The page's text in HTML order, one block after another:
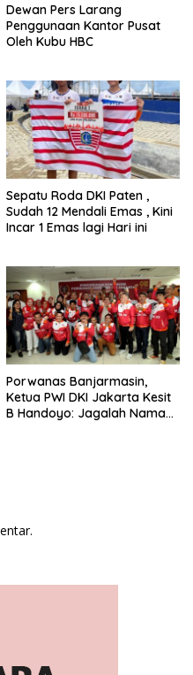
Dewan Pers Larang
Penggunaan Kantor Pusat
Oleh Kubu HBC
Sepatu Roda DKI Paten ,
Sudah 12 Mendali Emas , Kini
Incar 1 Emas lagi Hari ini
Porwanas Banjarmasin,
Ketua PWI DKI Jakarta Kesit
B Handoyo: Jagalah Nama